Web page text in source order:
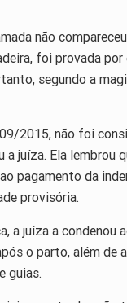
não
foi provada por
segundo a
2015, não foi
juíza. Ela lembrou
pagamento da
provisória.
a juíza a condenou
o parto, além de
guias.